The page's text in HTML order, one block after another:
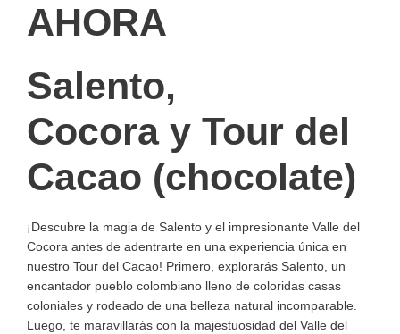
AHORA
Salento,
Cocora y Tour del
Cacao (chocolate)
¡Descubre la magia de Salento y el impresionante Valle del
Cocora antes de adentrarte en una experiencia única en
nuestro Tour del Cacao! Primero, explorarás Salento, un
encantador pueblo colombiano lleno de coloridas casas
coloniales y rodeado de una belleza natural incomparable.
Luego, te maravillarás con la majestuosidad del Valle del